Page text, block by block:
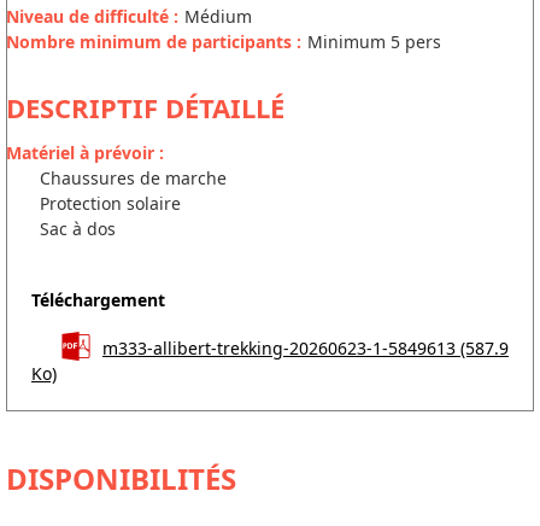
Niveau de difficulté : Médium
Nombre minimum de participants : Minimum 5 pers
DESCRIPTIF DÉTAILLÉ
Matériel à prévoir :
Chaussures de marche
Protection solaire
Sac à dos
Téléchargement
m333-allibert-trekking-20260623-1-5849613 (587.9
Ko)
DISPONIBILITÉS